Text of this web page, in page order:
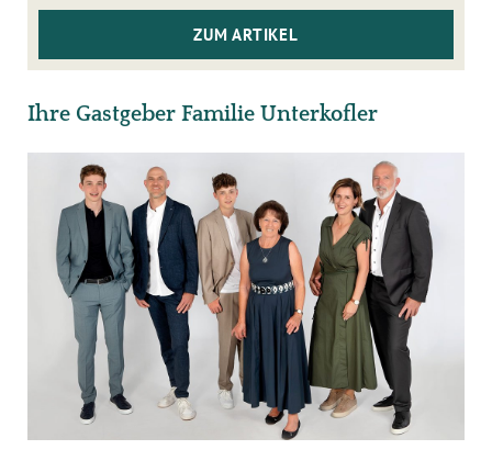
ZUM ARTIKEL
Ihre Gastgeber Familie Unterkofler